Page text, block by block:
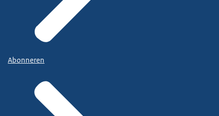
Abonneren